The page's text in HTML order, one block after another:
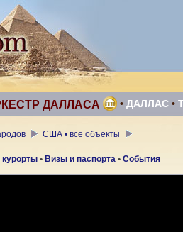
ДАЛЛАСА • ДАЛЛАС •
США • все объекты
• Визы и паспорта • События